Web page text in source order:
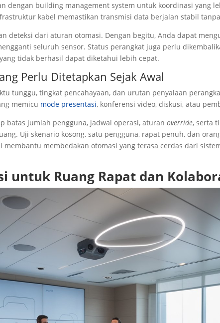
dengan building management system untuk koordinasi yang
kabel memastikan transmisi data berjalan stabil
deteksi dari aturan otomasi. Dengan begitu, Anda dapat
seluruh sensor. Status perangkat juga perlu
tidak berhasil dapat diketahui lebih cepat.
Perlu Ditetapkan Sejak Awal
tunggu, tingkat pencahayaan, dan urutan penyalaan
memicu mode presentasi, konferensi video, diskusi, atau
batas jumlah pengguna, jadwal operasi, aturanoverride, serta
Uji skenario kosong, satu pengguna, rapat penuh, dan
membedakan otomasi yang terasa cerdas dari
untuk Ruang Rapat dan